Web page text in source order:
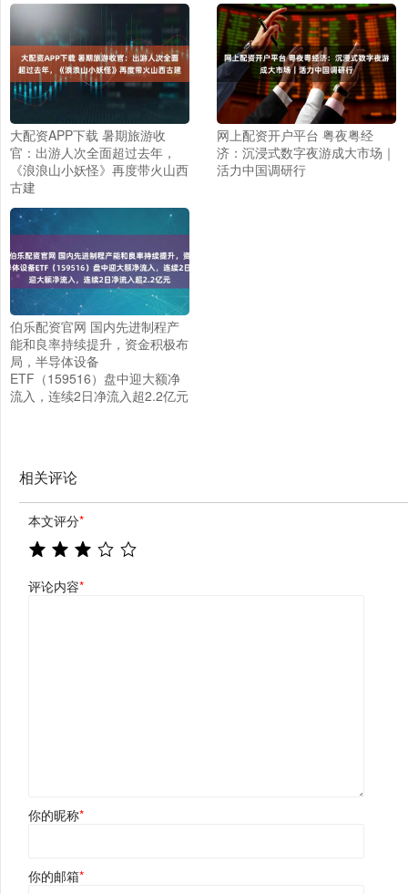
大配资APP下载 暑期旅游收
官：出游人次全面超过去年，
《浪浪山小妖怪》再度带火山西
古建
网上配资开户平台 粤夜粤经
济：沉浸式数字夜游成大市场｜
活力中国调研行
伯乐配资官网 国内先进制程产
能和良率持续提升，资金积极布
局，半导体设备
ETF（159516）盘中迎大额净
流入，连续2日净流入超2.2亿元
相关评论
本文评分*
评论内容*
你的昵称*
你的邮箱*